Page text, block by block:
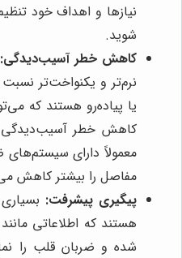
نیازها و اهداف خود
شوید.
کاهش خطر آسیب‌دیدگی:
نرم‌تر و یکنواخت‌تر
یا پیاده‌رو هستند که
کاهش خطر آسیب‌دیدگی
معمولاً دارای سیستم‌های
مفاصل را بیشتر کاهش
پیگیری پیشرفت:
هستند که اطلاعاتی
شده و ضربان قلب را